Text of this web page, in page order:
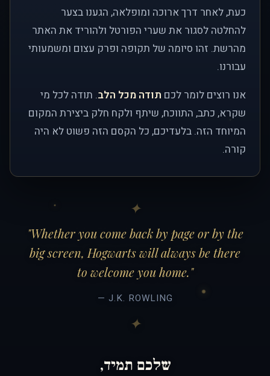
כעת, לאחר דרך ארוכה ומופלאה, הגענו בצער
להחלטה לסגור את שערי הפורטל ולהוריד את האתר
מהרשת. זהו סיומה של תקופה ופרק עצום ומשמעותי
עבורנו.
אנו רוצים לומר לכם תודה מכל הלב. תודה לכל מי
שקרא, כתב, התווכח, שיתף ולקח חלק ביצירת המקום
המיוחד הזה. בלעדיכם, כל הקסם הזה פשוט לא היה
קורה.
"Whether you come back by page or by the
big screen, Hogwarts will always be there
to welcome you home."
— J.K. ROWLING
שלכם תמיד,